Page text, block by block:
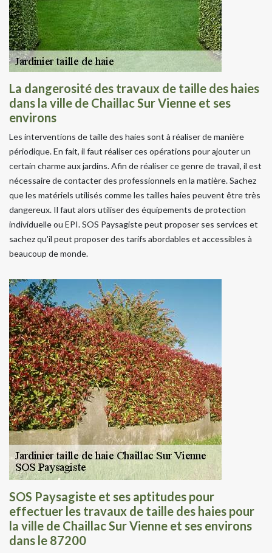
La dangerosité des travaux de taille des haies
dans la ville de Chaillac Sur Vienne et ses
environs
Les interventions de taille des haies sont à réaliser de manière
périodique. En fait, il faut réaliser ces opérations pour ajouter un
certain charme aux jardins. Afin de réaliser ce genre de travail, il est
nécessaire de contacter des professionnels en la matière. Sachez
que les matériels utilisés comme les tailles haies peuvent être très
dangereux. Il faut alors utiliser des équipements de protection
individuelle ou EPI. SOS Paysagiste peut proposer ses services et
sachez qu'il peut proposer des tarifs abordables et accessibles à
beaucoup de monde.
SOS Paysagiste et ses aptitudes pour
effectuer les travaux de taille des haies pour
la ville de Chaillac Sur Vienne et ses environs
dans le 87200